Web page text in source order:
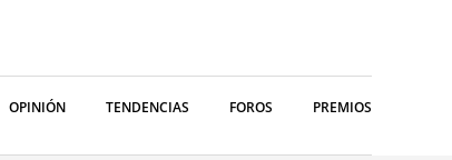
OPINIÓN TENDENCIAS FOROS PREMIOS